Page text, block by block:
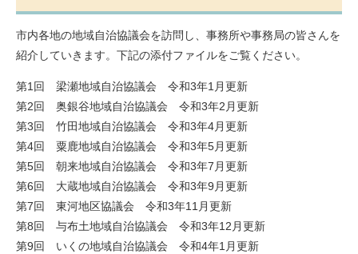
市内各地の地域自治協議会を訪問し、事務所や事務局の皆さんを
紹介していきます。下記の添付ファイルをご覧ください。
第1回 梁瀬地域自治協議会 令和3年1月更新
第2回 奥銀谷地域自治協議会 令和3年2月更新
第3回 竹田地域自治協議会 令和3年4月更新
第4回 粟鹿地域自治協議会 令和3年5月更新
第5回 朝来地域自治協議会 令和3年7月更新
第6回 大蔵地域自治協議会 令和3年9月更新
第7回 東河地区協議会 令和3年11月更新
第8回 与布土地域自治協議会 令和3年12月更新
第9回 いくの地域自治協議会 令和4年1月更新